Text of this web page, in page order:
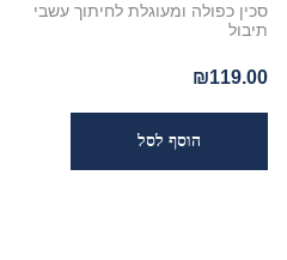
סכין כפולה ומעוגלת לחיתוך עשבי
תיבול
₪119.00